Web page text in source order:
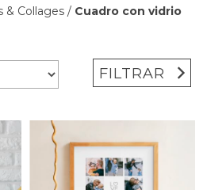
& Collages / Cuadro con vidrio
FILTRAR